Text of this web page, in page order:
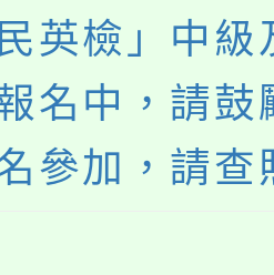
英檢」中級
名中，請鼓
參加，請查